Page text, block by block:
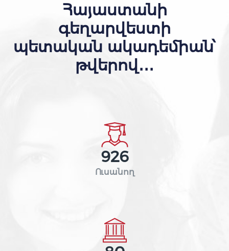
Հայաստանի
գեղարվեստի
պետական ակադեմիան՝
թվերով․․․
926
Ուսանող